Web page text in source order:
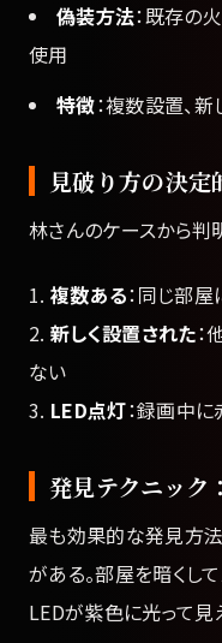
偽装方法：既存の
使用
特徴：複数設置、
見破り方の決定
林さんのケースから判
1. 複数ある：同じ部
2. 新しく設置された
ない
3. LED点灯：録画中
発見テクニック
最も効果的な発見方法
がある。部屋を暗くし
LEDが紫色に光って見